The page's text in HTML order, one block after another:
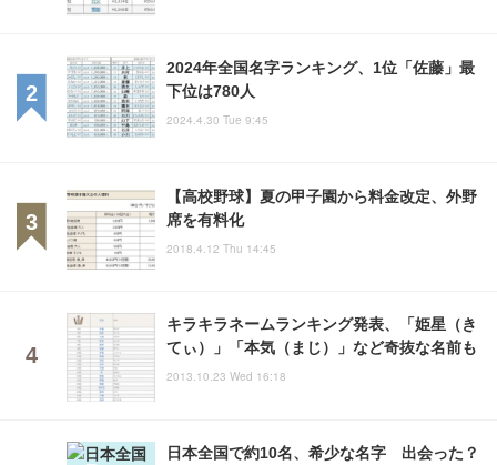
2024年全国名字ランキング、1位「佐藤」最
下位は780人
2024.4.30 Tue 9:45
【高校野球】夏の甲子園から料金改定、外野
席を有料化
2018.4.12 Thu 14:45
キラキラネームランキング発表、「姫星（き
てぃ）」「本気（まじ）」など奇抜な名前も
2013.10.23 Wed 16:18
日本全国で約10名、希少な名字 出会った？